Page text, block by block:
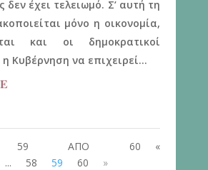
δεν έχει τελειωμό. Σ’ αυτή τη
μόνο η οικονομία,
και οι δημοκρατικοί
η Κυβέρνηση να επιχειρεί...
59 ΑΠΟ 60
«
... 58 59 60 »